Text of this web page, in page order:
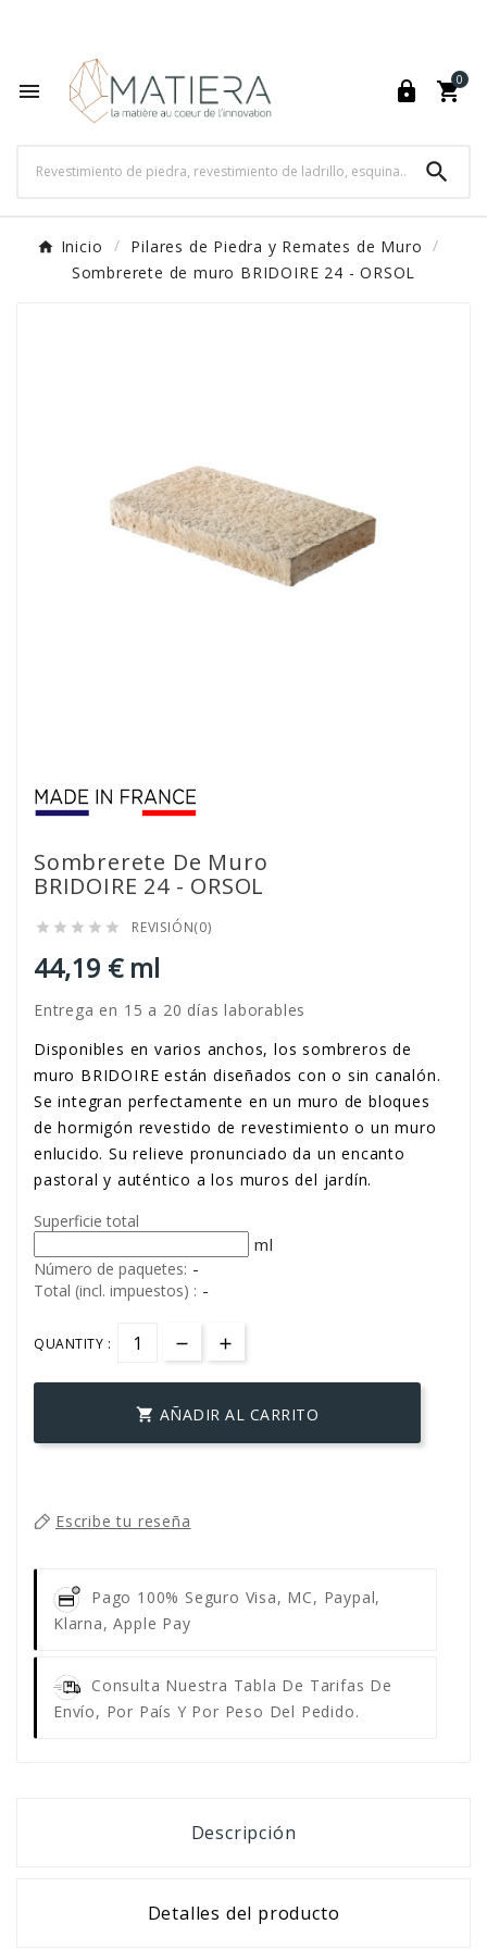
  
0

Inicio
Pilares de Piedra y Remates de Muro
Sombrerete de muro BRIDOIRE 24 - ORSOL
Sombrerete De Muro
BRIDOIRE 24 - ORSOL
     REVISIÓN(0)
44,19 € ml
Entrega en 15 a 20 días laborables
Disponibles en varios anchos, los sombreros de
muro BRIDOIRE están diseñados con o sin canalón.
Se integran perfectamente en un muro de bloques
de hormigón revestido de revestimiento o un muro
enlucido. Su relieve pronunciado da un encanto
pastoral y auténtico a los muros del jardín.
Superficie total
ml
Número de paquetes: -
Total (incl. impuestos) : -
QUANTITY :
 AÑADIR AL CARRITO
Escribe tu reseña
Pago 100% Seguro Visa, MC, Paypal,
Klarna, Apple Pay
Consulta Nuestra Tabla De Tarifas De
Envío, Por País Y Por Peso Del Pedido.
Descripción
Detalles del producto